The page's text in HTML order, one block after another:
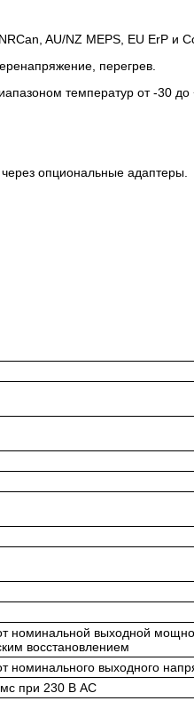
AU/NZ MEPS, EU ErP и
перегрев.
температур от -30 до
опциональные адаптеры.
номинальной выходной
восстановлением
номинального выходного
при 230 В AC